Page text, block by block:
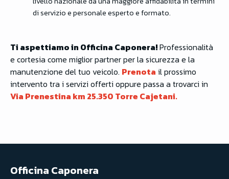
di servizio e personale esperto e formato.
Ti aspettiamo in Officina Caponera!Professionalità
e cortesia come miglior partner per la sicurezza e la
manutenzione del tuo veicolo. Prenota il prossimo
intervento tra i servizi offerti oppure passa a trovarci in
Via Prenestina km 25.350 Torre Cajetani.
Officina Caponera